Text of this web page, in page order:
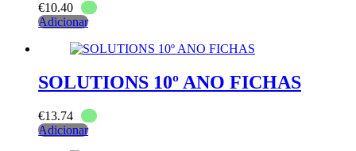
€10.40
Adicionar
SOLUTIONS 10º ANO FICHAS
€13.74
Adicionar